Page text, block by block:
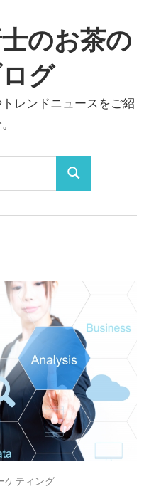
のお茶の
グ
レンドニュースをご紹
検
ケティング